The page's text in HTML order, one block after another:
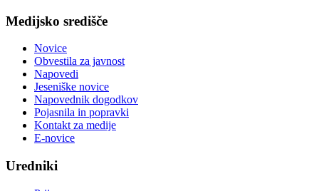
Medijsko središče
Novice
Obvestila za javnost
Napovedi
Jeseniške novice
Napovednik dogodkov
Pojasnila in popravki
Kontakt za medije
E-novice
Uredniki